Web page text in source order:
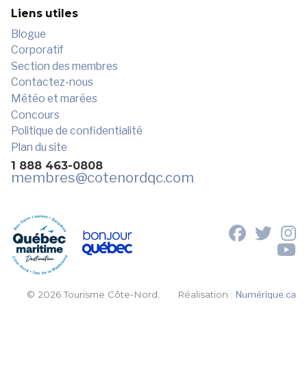
Liens utiles
Blogue
Corporatif
Section des membres
Contactez-nous
Météo et marées
Concours
Politique de confidentialité
Plan du site
1 888 463-0808
membres@cotenordqc.com
© 2026 Tourisme Côte-Nord. Réalisation :Numérique.ca